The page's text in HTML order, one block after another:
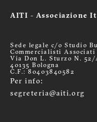
AITI - Associazione
Sede legale c/o Studio
Commercialisti Associati
Via Don L. Sturzo N. 52/
40135 Bologna
C.F.: 80403840582
Per info:
segreteria@aiti.org